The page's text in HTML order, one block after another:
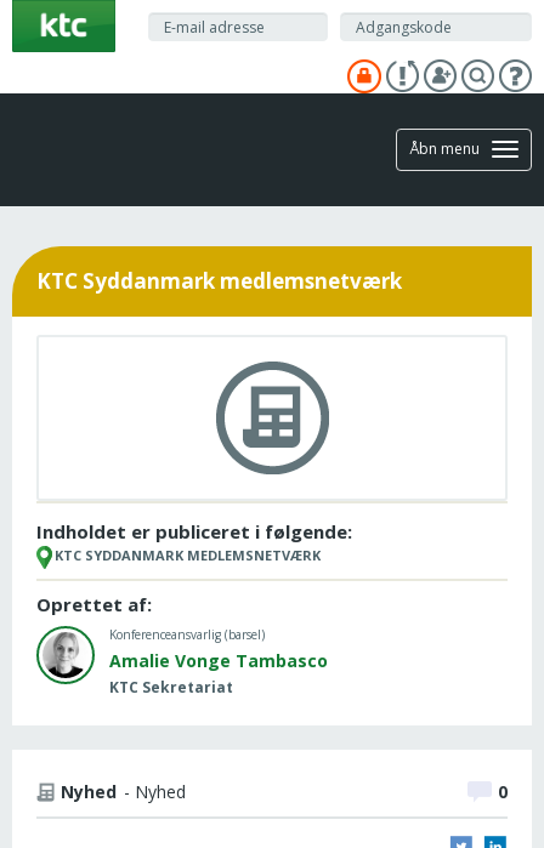
hovedindhold
Åbn menu
KTC Syddanmark medlemsnetværk
Indholdet er publiceret i følgende:
KTC SYDDANMARK MEDLEMSNETVÆRK
Oprettet af:
Konferenceansvarlig (barsel)
Amalie Vonge Tambasco
KTC Sekretariat
Nyhed - Nyhed 0